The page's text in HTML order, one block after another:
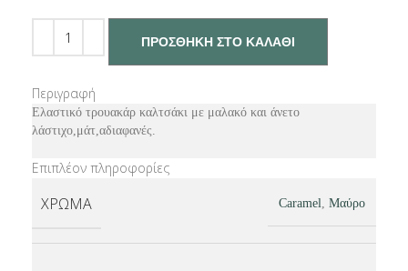
ΠΡΟΣΘΉΚΗ ΣΤΟ ΚΑΛΆΘΙ
Περιγραφή
Ελαστικό τρουακάρ καλτσάκι με μαλακό και άνετο
λάστιχο,μάτ,αδιαφανές.
Επιπλέον πληροφορίες
ΧΡΏΜΑ Caramel, Μαύρο